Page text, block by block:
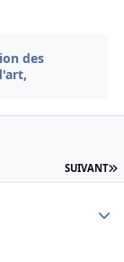
des
SUIVANT